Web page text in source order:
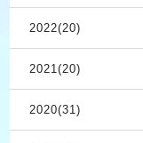
2022(20)
2021(20)
2020(31)